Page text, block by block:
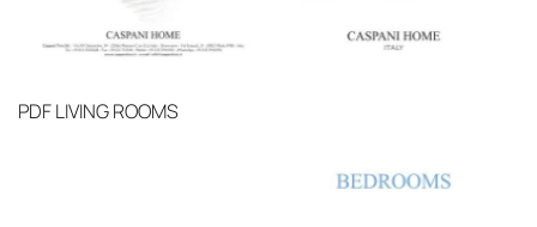
PDFLIVING ROOMS